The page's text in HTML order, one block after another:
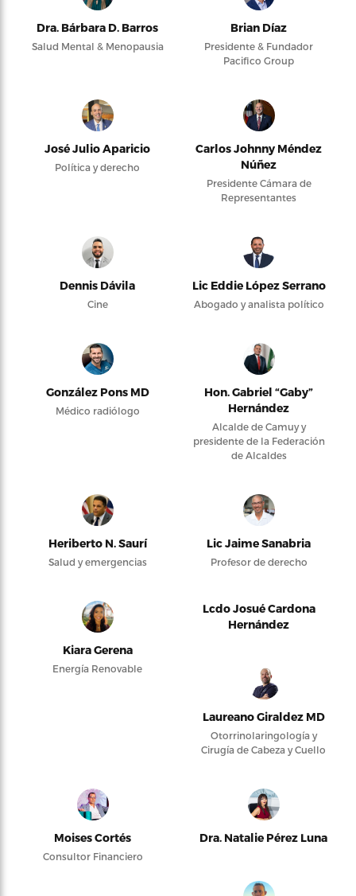
Dra. Bárbara D. Barros
Salud Mental & Menopausia
Brian Díaz
Presidente & Fundador
Pacifico Group
José Julio Aparicio
Política y derecho
Carlos Johnny Méndez
Núñez
Presidente Cámara de
Representantes
Dennis Dávila
Cine
Lic Eddie López Serrano
Abogado y analista político
González Pons MD
Médico radiólogo
Hon. Gabriel “Gaby”
Hernández
Alcalde de Camuy y
presidente de la Federación
de Alcaldes
Heriberto N. Saurí
Salud y emergencias
Lic Jaime Sanabria
Profesor de derecho
Kiara Gerena
Energía Renovable
Lcdo Josué Cardona
Hernández
Laureano Giraldez MD
Otorrinolaringología y
Cirugía de Cabeza y Cuello
Moises Cortés
Consultor Financiero
Dra. Natalie Pérez Luna